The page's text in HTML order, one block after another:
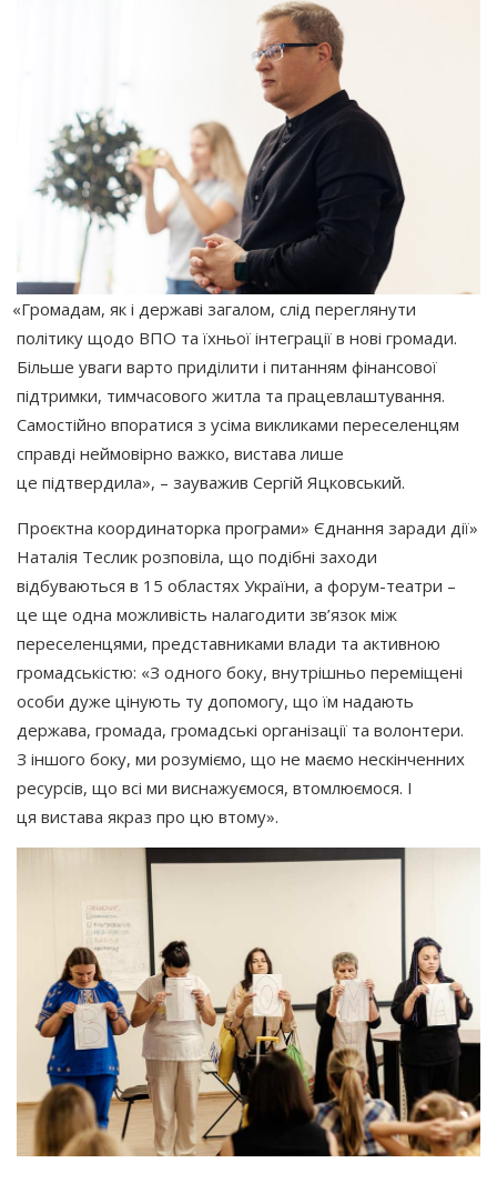
«Громадам, як і державі загалом, слід переглянути
політику щодо ВПО та їхньої інтеграції в нові громади.
Більше уваги варто приділити і питанням фінансової
підтримки, тимчасового житла та працевлаштування.
Самостійно впоратися з усіма викликами переселенцям
справді неймовірно важко, вистава лише
це підтвердила», – зауважив Сергій Яцковський.
Проєктна координаторка програми» Єднання заради дії»
Наталія Теслик розповіла, що подібні заходи
відбуваються в 15 областях України, а форум-театри –
це ще одна можливість налагодити зв’язок між
переселенцями, представниками влади та активною
громадськістю: «З одного боку, внутрішньо переміщені
особи дуже цінують ту допомогу, що їм надають
держава, громада, громадські організації та волонтери.
З іншого боку, ми розуміємо, що не маємо нескінченних
ресурсів, що всі ми виснажуємося, втомлюємося. І
ця вистава якраз про цю втому».